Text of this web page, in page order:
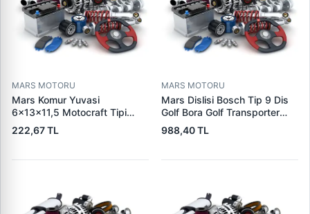
MARS MOTORU
Mars Komur Yuvasi
6×13×11,5 Motocraft Tipi
Ford Ranger Focus Fiesta
Connect (FO0731
5L8Z11000AC) | PARS PRS-
222,67 TL
MARS MOTORU
Mars Dislisi Bosch Tip 9 Dis
Golf Bora Golf Transporter
Seat Skoda (15713) | ZEN
1480 | OEM 1011480
988,40 TL